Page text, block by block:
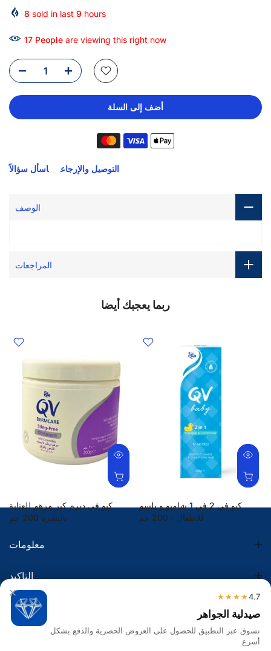
8 sold in last 9 hours
17 People are viewing this right now
أضف إلى السلة
التوصيل والإرجاع اسأل سؤالاً
الوصف
المراجعات
ربما يعجبك أيضا
كيو في ديرم كير مرهم للعناية
بالبشرة 200 جم
كيو في 2 في 1 شامبو و بلسم
للاطفال - 200 جم
معلومات
التاكيد
الضريبة
تواصل معنا
× 4.7
★★★★
صيدلية الجواهر
تسوق عبر التطبيق للحصول على العروض الحصرية والدفع بشكل
أسرع